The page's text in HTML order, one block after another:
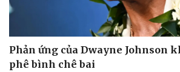
Phản ứng của Dwayne Johnson
phê bình chê bai